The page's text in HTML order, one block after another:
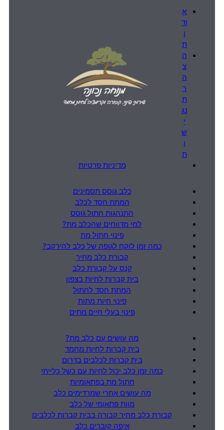
א
וד
ו
ת
ה
צ
ה
ר
ת
נג
י
ש
ו
ת
מדיניות פרטיות
כלב גוסס תסמינים
המתת חסד לכלב
התנהגות חתול גוסס
למי מדווחים שהכלב מת?
פינוי חתול מת
כמה זמן לוקח לגופה של כלב להירקב?
קבורת כלב מחיר
קנס על קבורת כלב
בית קברות לחיות בצפון
המתת חסד לחתול
פינוי חיות מתות
פינוי בעלי חיים מתים
מה עושים עם כלב מת?
בית קברות לחיות מחמד
בית קברות לכלבים בדרום
כמה זמן כלב יכול לחיות עם כשל כלייתי
חתול מת בפתאומיות
מה עושים אחרי שמרדימים כלב
מוות פתאומי של כלב
קבורת כלב מחיר קבורה בבית קברות לכלבים
איפה קוברים כלב